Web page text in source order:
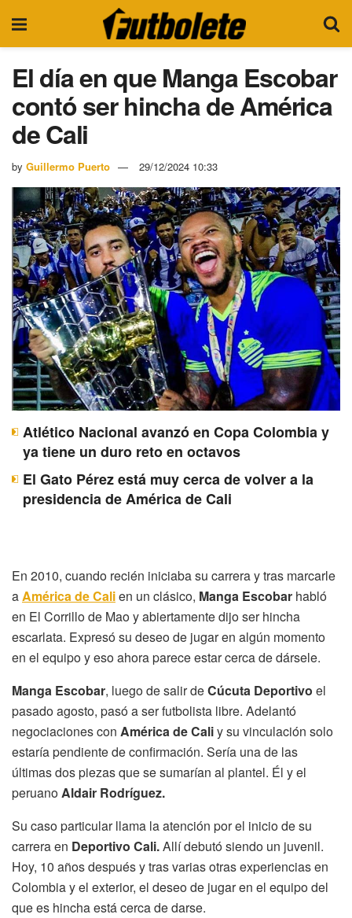
El día en que Manga Escobar
contó ser hincha de América
de Cali
by Guillermo Puerto 29/12/2024 10:33
Atlético Nacional avanzó en Copa Colombia y
ya tiene un duro reto en octavos
El Gato Pérez está muy cerca de volver a la
presidencia de América de Cali
En 2010, cuando recién iniciaba su carrera y tras marcarle
aAmérica de Calien un clásico, Manga Escobar habló
en El Corrillo de Mao y abiertamente dijo ser hincha
escarlata. Expresó su deseo de jugar en algún momento
en el equipo y eso ahora parece estar cerca de dársele.
Manga Escobar, luego de salir deCúcuta Deportivo el
pasado agosto, pasó a ser futbolista libre. Adelantó
negociaciones con América de Caliy su vinculación solo
estaría pendiente de confirmación. Sería una de las
últimas dos piezas que se sumarían al plantel. Él y el
peruanoAldair Rodríguez.
Su caso particular llama la atención por el inicio de su
carrera en Deportivo Cali.Allí debutó siendo un juvenil.
Hoy, 10 años después y tras varias otras experiencias en
Colombia y el exterior, el deseo de jugar en el equipo del
que es hincha está cerca de darse.